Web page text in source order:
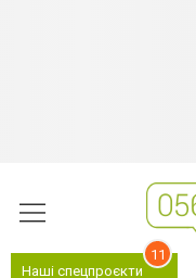
Наші спецпроєкти
11